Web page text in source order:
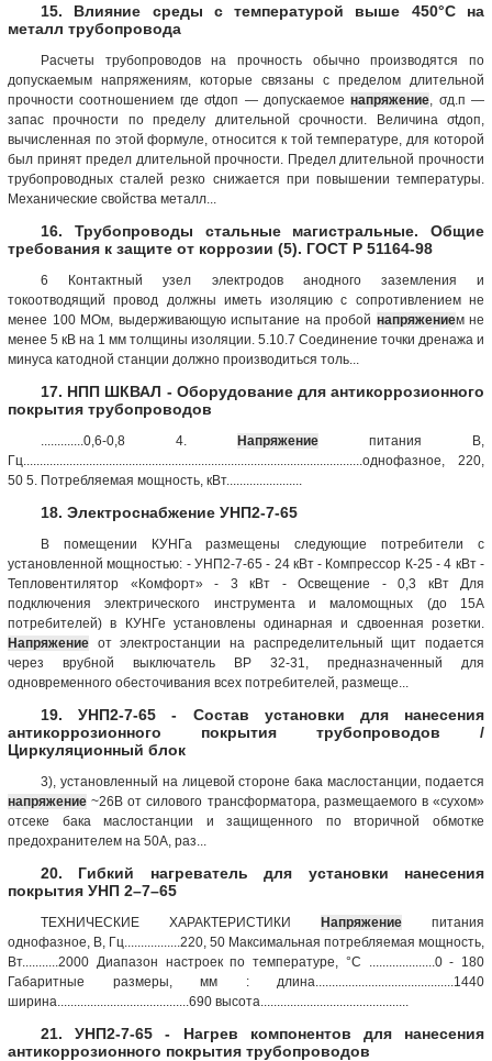
15. Влияние среды с температурой выше 450°С на
металл трубопровода
Расчеты трубопроводов на прочность обычно производятся по
допускаемым напряжениям, которые связаны с пределом длительной
прочности соотношением где σtдоп — допускаемоенапряжение , σд.п —
запас прочности по пределу длительной срочности. Величина σtдоп,
вычисленная по этой формуле, относится к той температуре, для которой
был принят предел длительной прочности. Предел длительной прочности
трубопроводных сталей резко снижается при повышении температуры.
Механические свойства металл...
16. Трубопроводы стальные магистральные. Общие
требования к защите от коррозии (5). ГОСТ Р 51164-98
6 Контактный узел электродов анодного заземления и
токоотводящий провод должны иметь изоляцию с сопротивлением не
менее 100 МОм, выдерживающую испытание на пробой напряжением не
менее 5 кВ на 1 мм толщины изоляции. 5.10.7 Соединение точки дренажа и
минуса катодной станции должно производиться толь...
17. НПП ШКВАЛ - Оборудование для антикоррозионного
покрытия трубопроводов
.............0,6-0,8 4. Напряжение питания В,
Гц.......................................................................................................однофазное, 220,
50 5. Потребляемая мощность, кВт.......................
18. Электроснабжение УНП2-7-65
В помещении КУНГа размещены следующие потребители с
установленной мощностью: - УНП2-7-65 - 24 кВт - Компрессор К-25 - 4 кВт -
Тепловентилятор «Комфорт» - 3 кВт - Освещение - 0,3 кВт Для
подключения электрического инструмента и маломощных (до 15А
потребителей) в КУНГе установлены одинарная и сдвоенная розетки.
Напряжение от электростанции на распределительный щит подается
через врубной выключатель ВР 32-31, предназначенный для
одновременного обесточивания всех потребителей, размеще...
19. УНП2-7-65 - Состав установки для нанесения
антикоррозионного покрытия трубопроводов /
Циркуляционный блок
3), установленный на лицевой стороне бака маслостанции, подается
напряжение ~26В от силового трансформатора, размещаемого в «сухом»
отсеке бака маслостанции и защищенного по вторичной обмотке
предохранителем на 50А, раз...
20. Гибкий нагреватель для установки нанесения
покрытия УНП 2–7–65
ТЕХНИЧЕСКИЕ ХАРАКТЕРИСТИКИ Напряжение питания
однофазное, В, Гц.................220, 50 Максимальная потребляемая мощность,
Вт...........2000 Диапазон настроек по температуре, °С ....................0 - 180
Габаритные размеры, мм : длина..........................................1440
ширина........................................690 высота.............................................
21. УНП2-7-65 - Нагрев компонентов для нанесения
антикоррозионного покрытия трубопроводов